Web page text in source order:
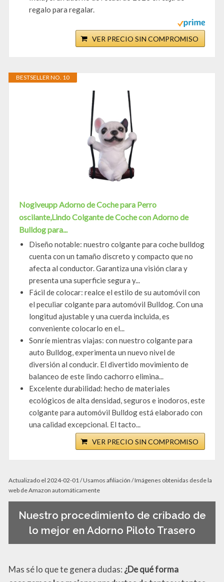
regalo para regalar.
VER PRECIO SIN COMPROMISO
BESTSELLER NO. 10
Nogiveupp Adorno de Coche para Perro
oscilante,Lindo Colgante de Coche con Adorno de
Bulldog para...
Diseño notable: nuestro colgante para coche bulldog
cuenta con un tamaño discreto y compacto que no
afecta al conductor. Garantiza una visión clara y
presenta una superficie segura y...
Fácil de colocar: realce el estilo de su automóvil con
el peculiar colgante para automóvil Bulldog. Con una
longitud ajustable y una cuerda incluida, es
conveniente colocarlo en el...
Sonríe mientras viajas: con nuestro colgante para
auto Bulldog, experimenta un nuevo nivel de
diversión al conducir. El divertido movimiento de
balanceo de este lindo cachorro elimina...
Excelente durabilidad: hecho de materiales
ecológicos de alta densidad, seguros e inodoros, este
colgante para automóvil Bulldog está elaborado con
una calidad excepcional. El tacto...
VER PRECIO SIN COMPROMISO
Actualizado el 2024-02-01 / Usamos afiliación / Imágenes obtenidas desde la
web de Amazon automáticamente
Nuestro procedimiento de cribado de
lo mejor en Adorno Piloto Trasero
Mas sé lo que te genera dudas: ¿De qué forma